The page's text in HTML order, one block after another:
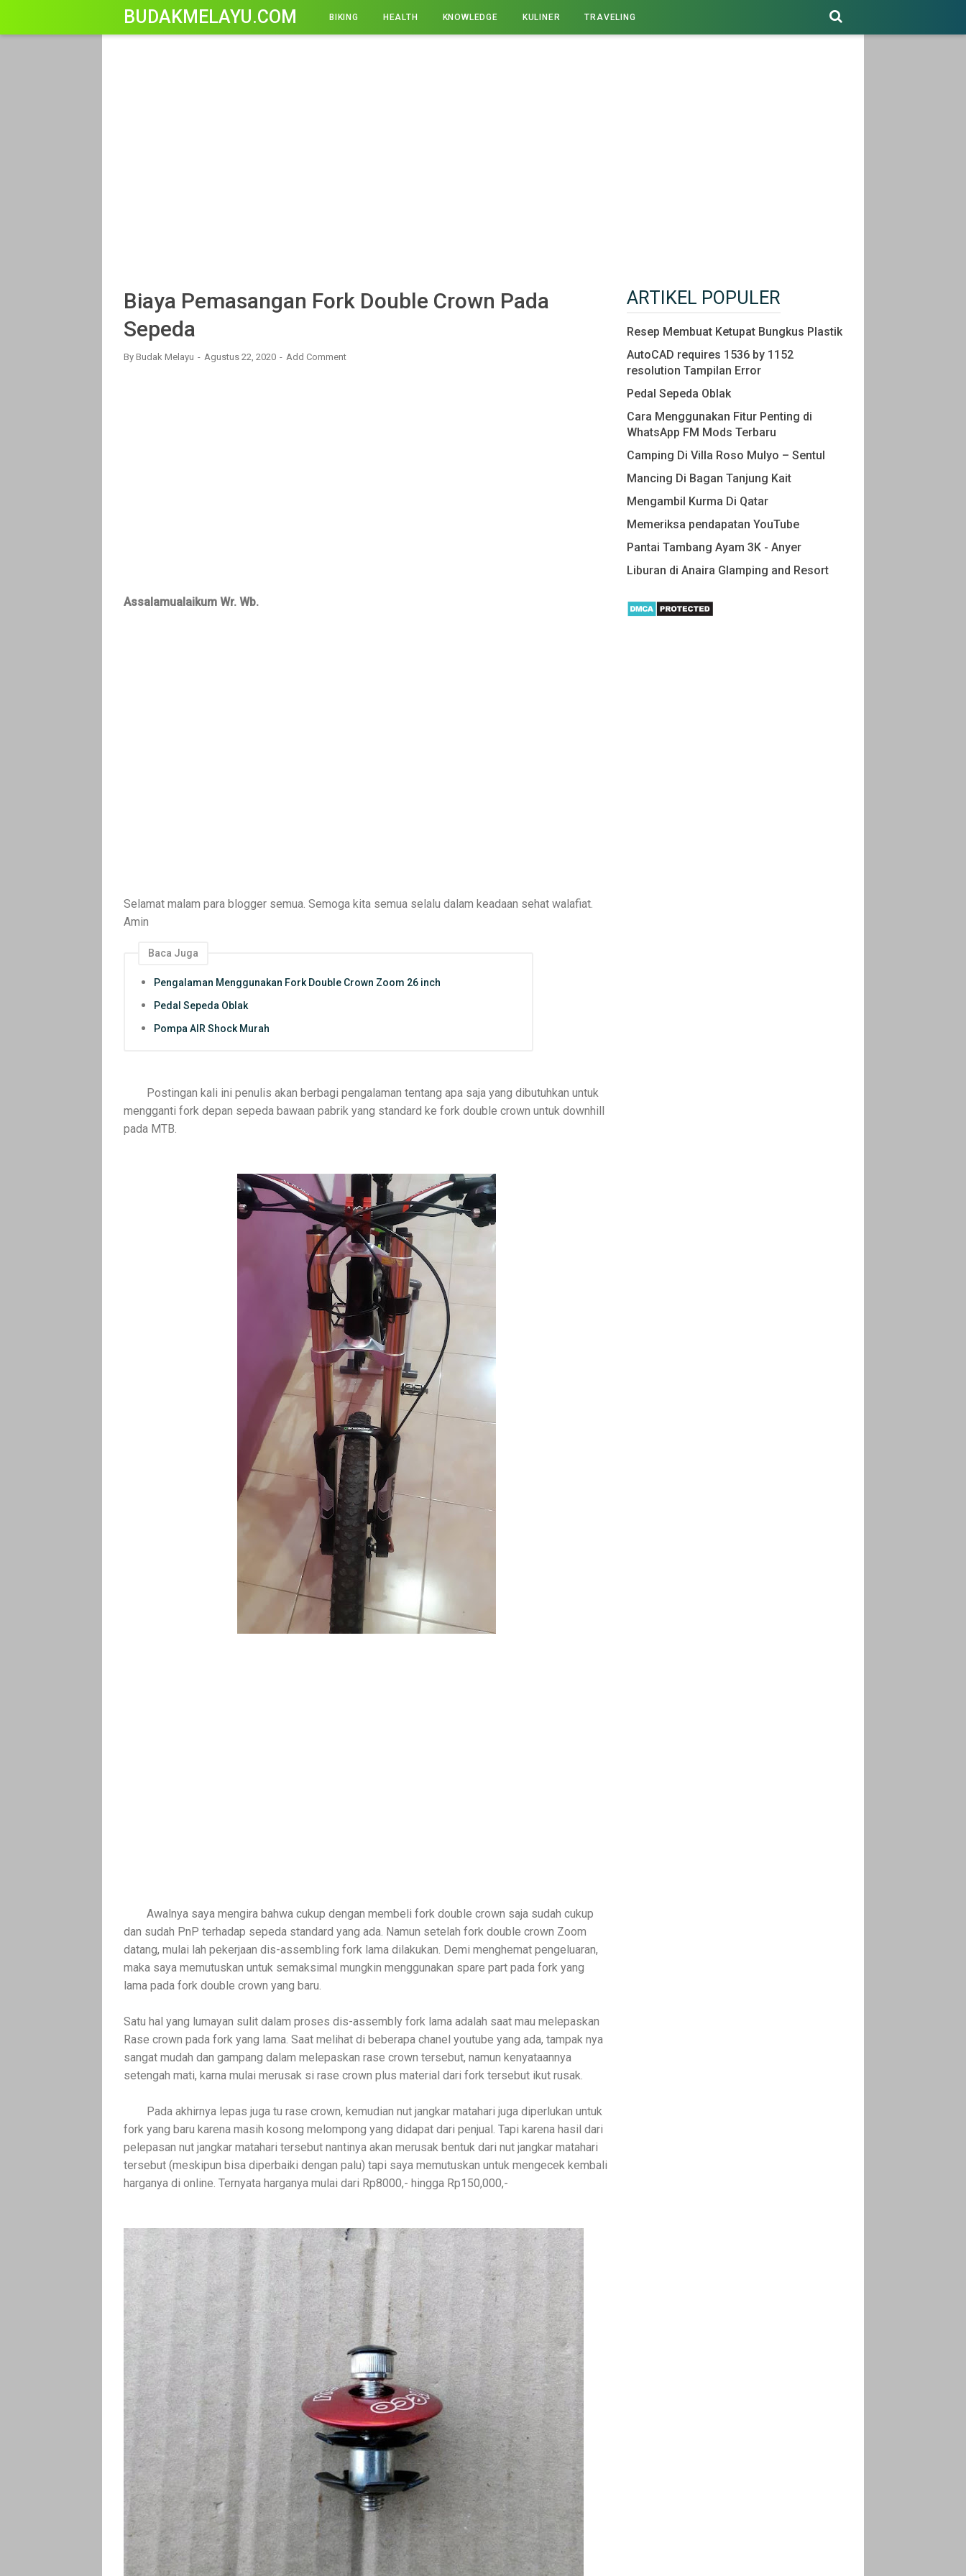
BUDAKMELAYU.COM BIKING HEALTH KNOWLEDGE KULINER TRAVELING
Biaya Pemasangan Fork Double Crown Pada
Sepeda
By Budak Melayu Agustus 22, 2020 Add Comment
Assalamualaikum Wr. Wb.
Selamat malam para blogger semua. Semoga kita semua selalu dalam keadaan sehat walafiat.
Amin
Baca Juga
Pengalaman Menggunakan Fork Double Crown Zoom 26 inch
Pedal Sepeda Oblak
Pompa AIR Shock Murah
Postingan kali ini penulis akan berbagi pengalaman tentang apa saja yang dibutuhkan untuk
mengganti fork depan sepeda bawaan pabrik yang standard ke fork double crown untuk downhill
pada MTB.
Awalnya saya mengira bahwa cukup dengan membeli fork double crown saja sudah cukup
dan sudah PnP terhadap sepeda standard yang ada. Namun setelah fork double crown Zoom
datang, mulai lah pekerjaan dis-assembling fork lama dilakukan. Demi menghemat pengeluaran,
maka saya memutuskan untuk semaksimal mungkin menggunakan spare part pada fork yang
lama pada fork double crown yang baru.
Satu hal yang lumayan sulit dalam proses dis-assembly fork lama adalah saat mau melepaskan
Rase crown pada fork yang lama. Saat melihat di beberapa chanel youtube yang ada, tampak nya
sangat mudah dan gampang dalam melepaskan rase crown tersebut, namun kenyataannya
setengah mati, karna mulai merusak si rase crown plus material dari fork tersebut ikut rusak.
Pada akhirnya lepas juga tu rase crown, kemudian nut jangkar matahari juga diperlukan untuk
fork yang baru karena masih kosong melompong yang didapat dari penjual. Tapi karena hasil dari
pelepasan nut jangkar matahari tersebut nantinya akan merusak bentuk dari nut jangkar matahari
tersebut (meskipun bisa diperbaiki dengan palu) tapi saya memutuskan untuk mengecek kembali
harganya di online. Ternyata harganya mulai dari Rp8000,- hingga Rp150,000,-
ARTIKEL POPULER
Resep Membuat Ketupat Bungkus Plastik
AutoCAD requires 1536 by 1152
resolution Tampilan Error
Pedal Sepeda Oblak
Cara Menggunakan Fitur Penting di
WhatsApp FM Mods Terbaru
Camping Di Villa Roso Mulyo – Sentul
Mancing Di Bagan Tanjung Kait
Mengambil Kurma Di Qatar
Memeriksa pendapatan YouTube
Pantai Tambang Ayam 3K - Anyer
Liburan di Anaira Glamping and Resort